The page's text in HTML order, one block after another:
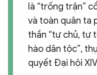
là “trống trận”
và toàn quân ta
thần “tự chủ, tự
hào dân tộc”,
quyết Đại hội